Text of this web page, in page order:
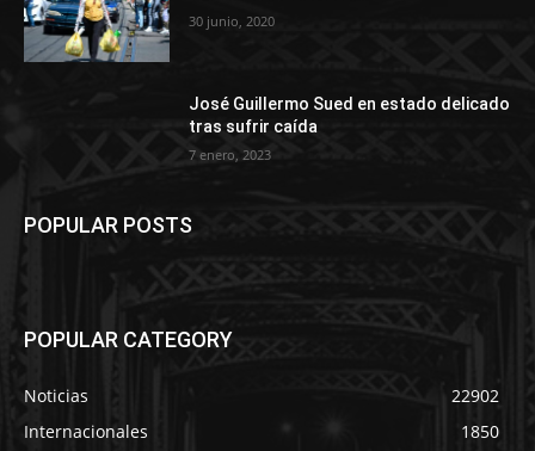
30 junio, 2020
José Guillermo Sued en estado delicado
tras sufrir caída
7 enero, 2023
POPULAR POSTS
POPULAR CATEGORY
Noticias
22902
Internacionales
1850